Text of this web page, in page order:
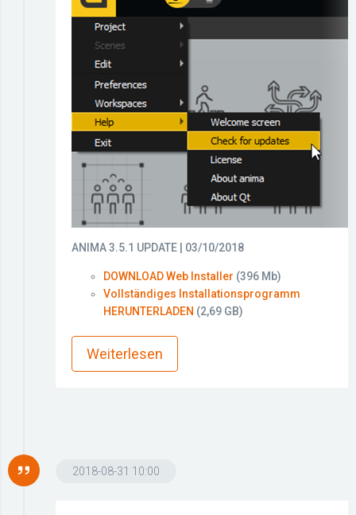
ANIMA 3.5.1 UPDATE | 03/10/2018
DOWNLOAD Web Installer (396 Mb)
Vollständiges Installationsprogramm
HERUNTERLADEN (2,69 GB)
Weiterlesen
2018-08-31 10:00